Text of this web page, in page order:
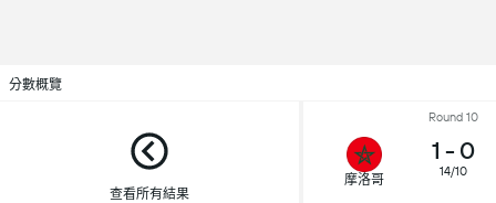
分數概覽
查看所有結果
Round 10
摩洛哥
1 - 0
14/10